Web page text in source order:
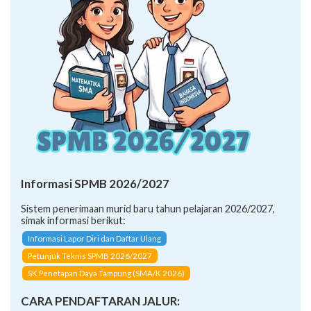
Informasi SPMB 2026/2027
Sistem penerimaan murid baru tahun pelajaran 2026/2027,
simak informasi berikut:
Informasi Lapor Diri dan Daftar Ulang
Petunjuk Teknis SPMB 2026/2027
SK Penetapan Daya Tampung (SMA/K 2026)
CARA PENDAFTARAN JALUR: